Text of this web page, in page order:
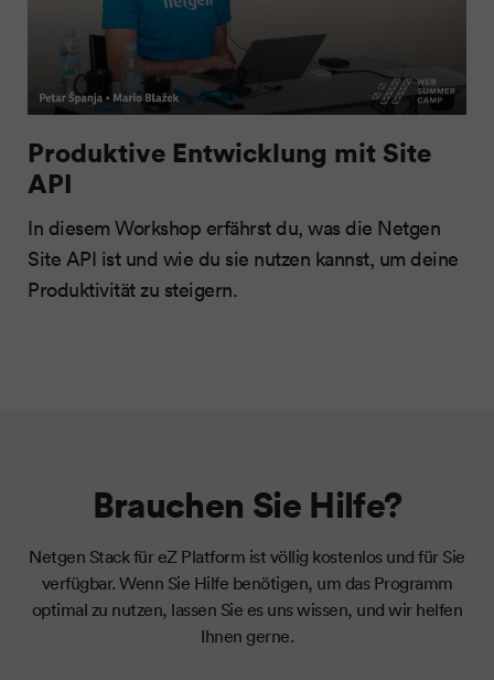
Produktive Entwicklung mit Site
API
In diesem Workshop erfährst du, was die Netgen
Site API ist und wie du sie nutzen kannst, um deine
Produktivität zu steigern.
Brauchen Sie Hilfe?
Netgen Stack für eZ Platform ist völlig kostenlos und für Sie
verfügbar. Wenn Sie Hilfe benötigen, um das Programm
optimal zu nutzen, lassen Sie es uns wissen, und wir helfen
Ihnen gerne.